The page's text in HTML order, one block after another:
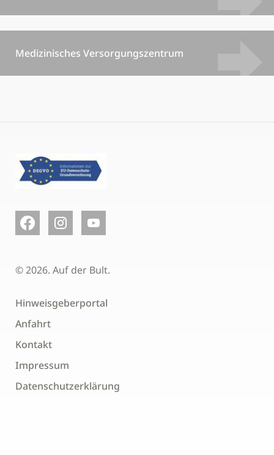
Medizinisches Versorgungszentrum
© 2026. Auf der Bult.
Hinweisgeberportal
Anfahrt
Kontakt
Impressum
Datenschutzerklärung